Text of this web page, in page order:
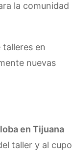
la comunidad
en
nuevas
en Tijuana
taller y al cupo